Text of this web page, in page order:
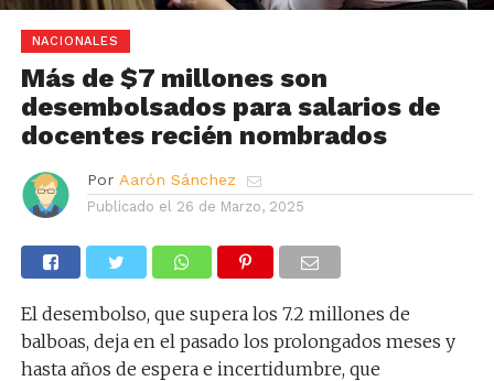
NACIONALES
Más de $7 millones son
desembolsados para salarios de
docentes recién nombrados
Por Aarón Sánchez
Publicado el 26 de Marzo, 2025
El desembolso, que supera los 7.2 millones de
balboas, deja en el pasado los prolongados meses y
hasta años de espera e incertidumbre, que